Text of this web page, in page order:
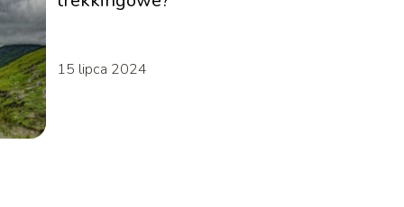
15 lipca 2024